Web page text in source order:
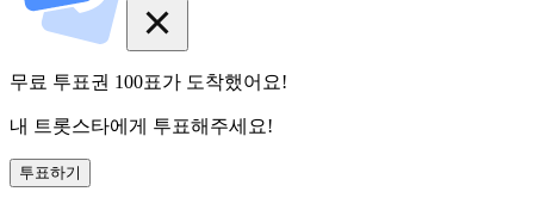
무료 투표권 100표가 도착했어요!
내 트롯스타에게 투표해주세요!
투표하기